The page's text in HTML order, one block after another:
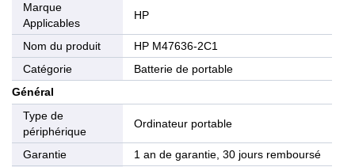
Marque
Applicables
HP
Nom du produit
HP M47636-2C1
Catégorie
Batterie de portable
Général
Type de
périphérique
Ordinateur portable
Garantie
1 an de garantie, 30 jours remboursé